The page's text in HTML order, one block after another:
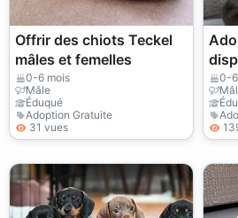
Offrir des chiots Teckel
mâles et femelles
0-6 mois
Mâle
Éduqué
Adoption Gratuite
31 vues
+34
0-